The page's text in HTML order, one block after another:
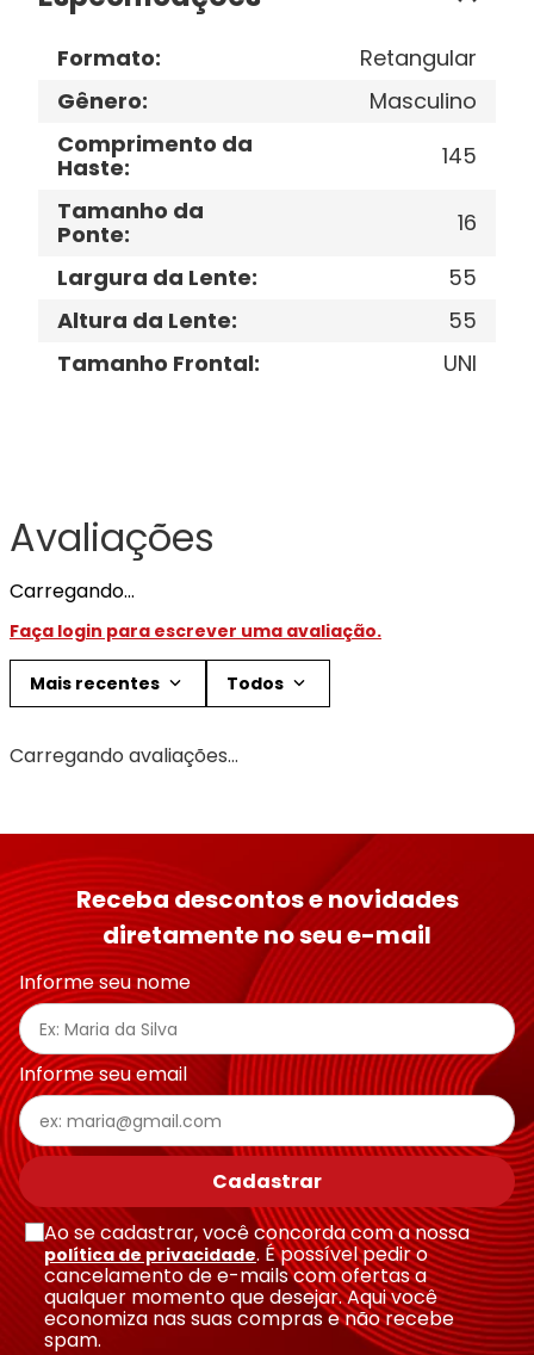
Formato:
Retangular
Gênero:
Masculino
Comprimento da
Haste:
145
Tamanho da
Ponte:
16
Largura da Lente:
55
Altura da Lente:
55
Tamanho Frontal: UNI
Avaliações
Carregando…
Faça login para escrever uma avaliação.
Mais recentes Todos
Carregando avaliações…
Receba descontos e novidades
diretamente no seu e-mail
Informe seu nome
Informe seu email
Cadastrar
Ao se cadastrar, você concorda com a nossa
política de privacidade. É possível pedir o
cancelamento de e-mails com ofertas a
qualquer momento que desejar. Aqui você
economiza nas suas compras e não recebe
spam.